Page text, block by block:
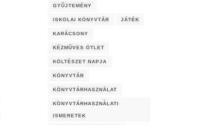
GYŰJTEMÉNY
ISKOLAI KÖNYVTÁR JÁTÉK
KARÁCSONY
KÉZMŰVES ÖTLET
KÖLTÉSZET NAPJA
KÖNYVTÁR
KÖNYVTÁRHASZNÁLAT
KÖNYVTÁRHASZNÁLATI
ISMERETEK